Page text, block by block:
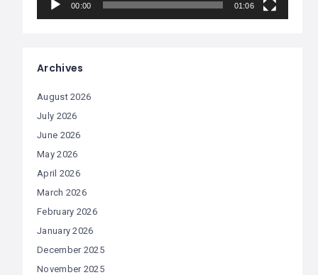
00:00 01:06
Archives
August 2026
July 2026
June 2026
May 2026
April 2026
March 2026
February 2026
January 2026
December 2025
November 2025